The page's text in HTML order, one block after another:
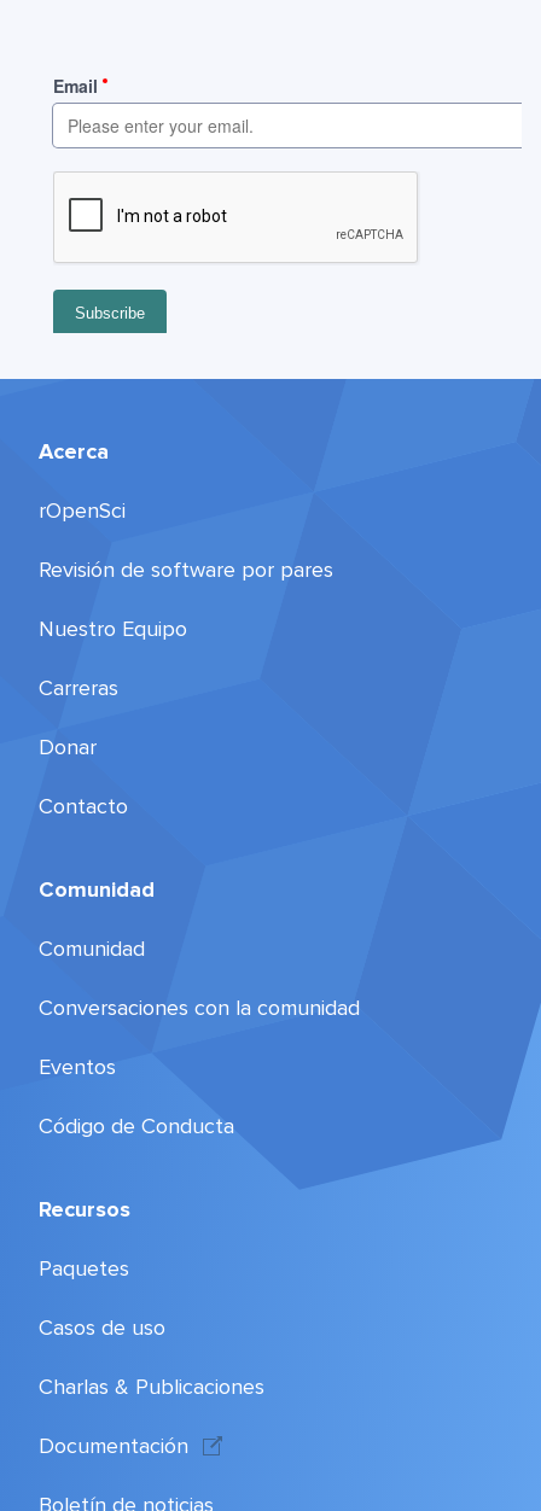
Acerca
rOpenSci
Revisión de software por pares
Nuestro Equipo
Carreras
Donar
Contacto
Comunidad
Comunidad
Conversaciones con la comunidad
Eventos
Código de Conducta
Recursos
Paquetes
Casos de uso
Charlas & Publicaciones
Documentación
Boletín de noticias